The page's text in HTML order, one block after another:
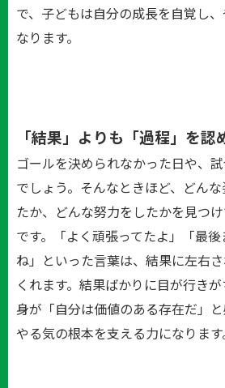
で、子どもは自分の成長を自覚し
なります。
「結果」よりも「過程」を認
ゴールを決められなかった日や、
でしょう。そんなときほど、どん
たか、どんな努力をしたかを見つ
です。「よく頑張ってたよ」「最
ね」といった言葉は、結果に左右
くれます。結果ばかりに目が行き
身が「自分は価値のある存在だ」と
やる気の根本を支える力になります